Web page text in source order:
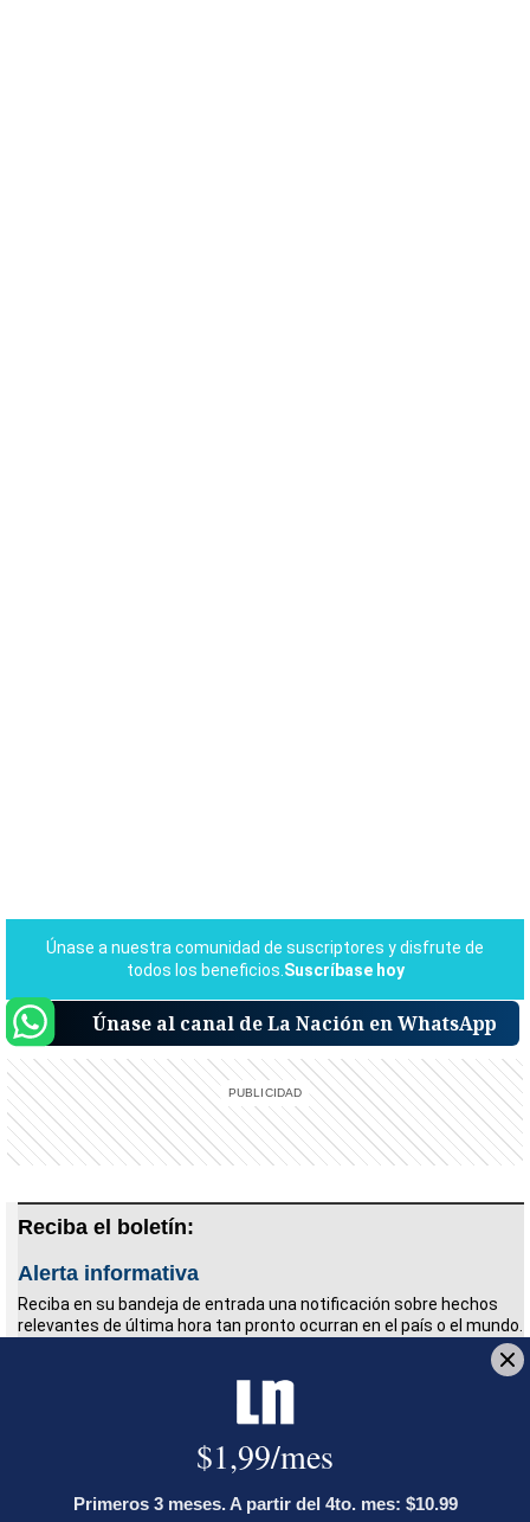
Únase al canal de La Nación en WhatsApp
Reciba el boletín:
Alerta informativa
Reciba en su bandeja de entrada una notificación sobre hechos
relevantes de última hora tan pronto ocurran en el país o el mundo.
Accidente Pital Motocicleta